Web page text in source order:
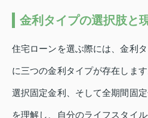
金利タイプの選択肢と
住宅ローンを選ぶ際には、金利
に三つの金利タイプが存在しま
選択固定金利、そして全期間固
を理解し、自分のライフスタイ